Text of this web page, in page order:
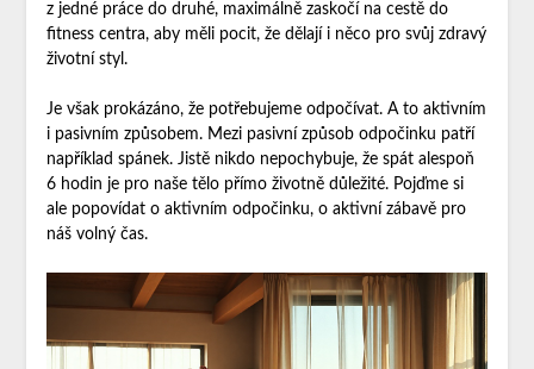
z jedné práce do druhé, maximálně zaskočí na cestě do
fitness centra, aby měli pocit, že dělají i něco pro svůj zdravý
životní styl.
Je však prokázáno, že potřebujeme odpočívat. A to aktivním
i pasivním způsobem. Mezi pasivní způsob odpočinku patří
například spánek. Jistě nikdo nepochybuje, že spát alespoň
6 hodin je pro naše tělo přímo životně důležité. Pojďme si
ale popovídat o aktivním odpočinku, o aktivní zábavě pro
náš volný čas.